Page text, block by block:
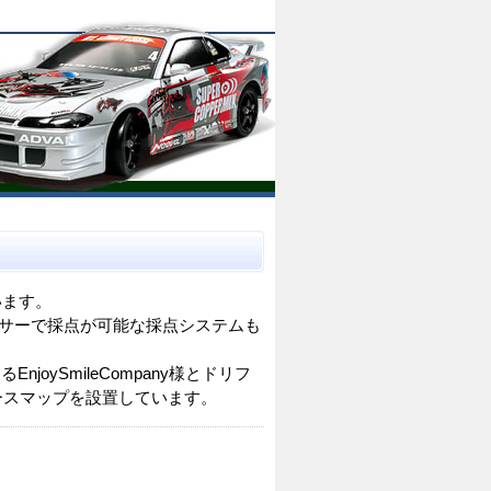
す。
ーで採点が可能な採点システムも
EnjoySmileCompany様とドリフ
マップを設置しています。